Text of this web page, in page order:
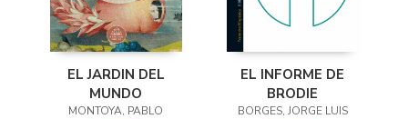
EL JARDIN DEL
MUNDO
MONTOYA, PABLO
EL INFORME DE
BRODIE
BORGES, JORGE LUIS